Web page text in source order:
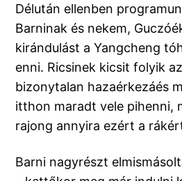
Délután ellenben
Barninak és nekem,
kirándulást a Yangcheng
enni. Ricsinek kicsit folyik
bizonytalan hazaérkezáés
itthon maradt vele pihenni,
rajong annyira ezért a
Barni nagyrészt